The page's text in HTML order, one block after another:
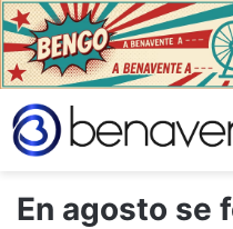
En agosto se